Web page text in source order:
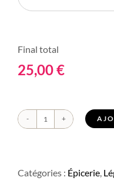
Final total
25,00€
quantité
séchée
Catégories : Épicerie